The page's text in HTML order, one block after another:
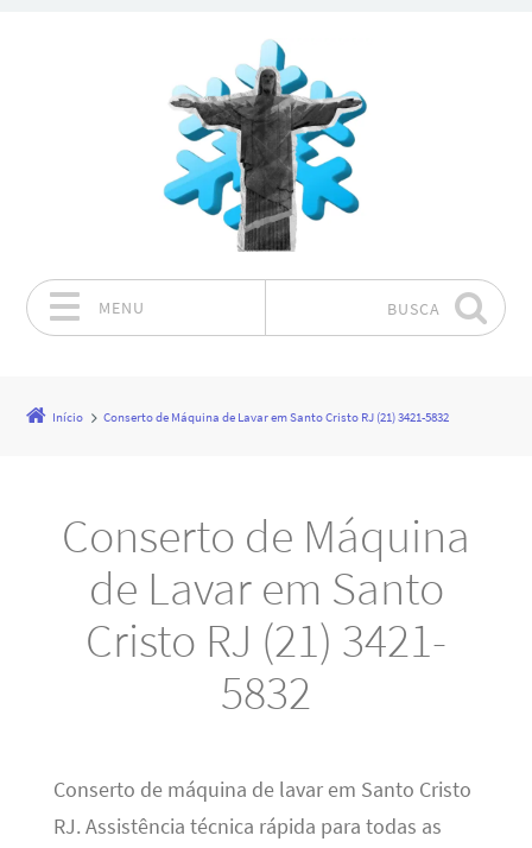
MENU BUSCA
Início Conserto de Máquina de Lavar em Santo Cristo RJ (21) 3421-5832
Conserto de Máquina
de Lavar em Santo
Cristo RJ (21) 3421-
5832
Conserto de máquina de lavar em Santo Cristo
RJ. Assistência técnica rápida para todas as